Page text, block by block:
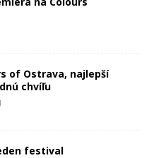
of Ostrava, najlepší
chvíľu
festival